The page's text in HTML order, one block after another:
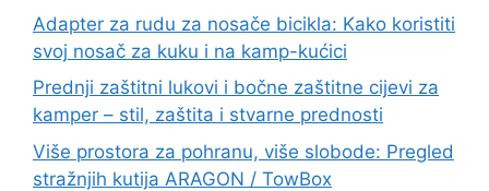
Adapter za rudu za nosače bicikla: Kako koristiti
svoj nosač za kuku i na kamp-kućici
Prednji zaštitni lukovi i bočne zaštitne cijevi za
kamper – stil, zaštita i stvarne prednosti
Više prostora za pohranu, više slobode: Pregled
stražnjih kutija ARAGON / TowBox